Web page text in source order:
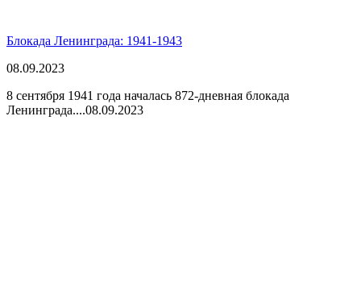
Блокада Ленинграда: 1941-1943
08.09.2023
8 сентября 1941 года началась 872-дневная блокада
Ленинграда....08.09.2023